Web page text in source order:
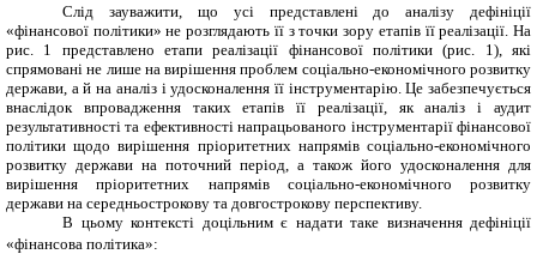
Слід зауважити, що усі представлені до аналізу дефініції
«фінансової політики» не розглядають її з точки зору етапів її реалізації. На
рис. 1 представлено етапи реалізації фінансової політики (рис. 1), які
спрямовані не лише на вирішення проблем соціально-економічного розвитку
держави, а й на аналіз і удосконалення її інструментарію. Це забезпечується
внаслідок впровадження таких етапів її реалізації, як аналіз і аудит
результативності та ефективності напрацьованого інструментарії фінансової
політики щодо вирішення пріоритетних напрямів соціально-економічного
розвитку держави на поточний період, а також його удосконалення для
вирішення пріоритетних напрямів соціально-економічного розвитку
держави на середньострокову та довгострокову перспективу.
В цьому контексті доцільним є надати таке визначення дефініції
«фінансова політика»: